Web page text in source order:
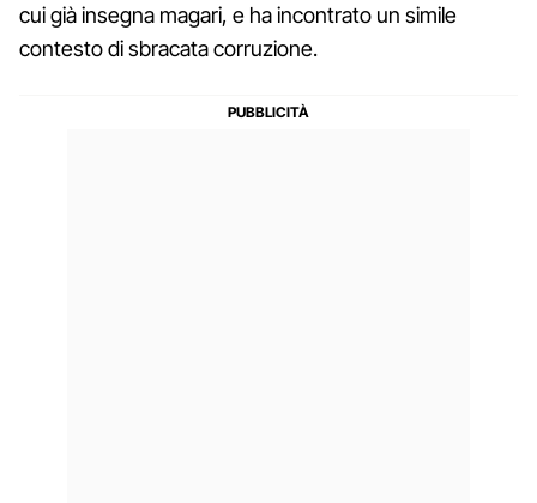
cui già insegna magari, e ha incontrato un simile
contesto di sbracata corruzione.